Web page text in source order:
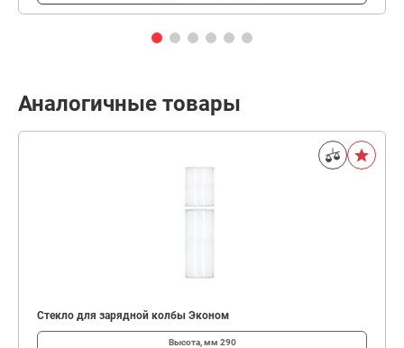
Аналогичные товары
Стекло для зарядной колбы Эконом
Высота, мм 290